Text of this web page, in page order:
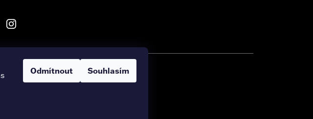
Odmítnout Souhlasím
. Všechna práva vyhrazena.